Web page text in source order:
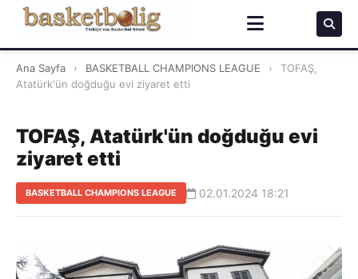
Ana Sayfa › BASKETBALL CHAMPIONS LEAGUE ›
TOFAŞ,
Atatürk'ün doğduğu evi ziyaret etti
TOFAŞ, Atatürk'ün doğduğu evi
ziyaret etti
BASKETBALL CHAMPIONS LEAGUE 02.01.2024 18:21